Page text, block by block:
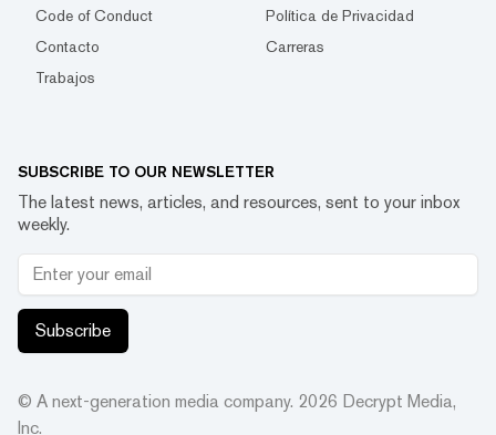
Code of Conduct
Política de Privacidad
Contacto
Carreras
Trabajos
SUBSCRIBE TO OUR NEWSLETTER
The latest news, articles, and resources, sent to your inbox
weekly.
Subscribe
© A next-generation media company. 2026 Decrypt Media,
Inc.